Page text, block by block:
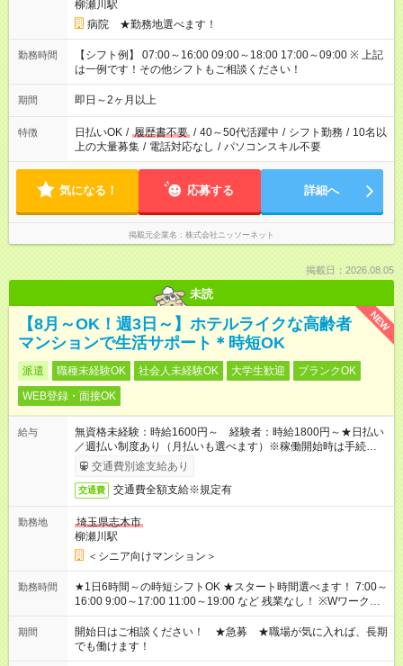
柳瀬川駅
病院 ★勤務地選べます！
勤務時間
【シフト例】 07:00～16:00 09:00～18:00 17:00～09:00 ※ 上記
は一例です！その他シフトもご相談ください！
期間 即日～2ヶ月以上
特徴 日払いOK / 履歴書不要 / 40～50代活躍中 / シフト勤務 / 10名以
上の大量募集 / 電話対応なし / パソコンスキル不要
気になる！ 応募する 詳細へ
掲載元企業名 株式会社ニッソーネット
掲載日：2026.08.05
未読
NEW
【8月～OK！週3日～】ホテルライクな高齢者
マンションで生活サポート＊時短OK
派遣 職種未経験OK 社会人未経験OK 大学生歓迎
ブランクOK
WEB登録・面接OK
給与
無資格未経験：時給1600円～ 経験者：時給1800円～★日払い
／週払い制度あり（月払いも選べます）※稼働開始時は手続き完
了次第のお支払いとなります。
交通費別途支給あり
交通費 交通費全額支給※規定有
勤務地
埼玉県志木市
柳瀬川駅
＜シニア向けマンション＞
勤務時間
★1日6時間～の時短シフトOK ★スタート時間選べます！ 7:00～
16:00 9:00～17:00 11:00～19:00 など 残業なし！ ※Wワークの
場合、他のお仕事と合わせ週40時間超の就業はご案内できませ
ん ※法令に基づき、週20時間以上勤務は社会保険への加入対象
となります ※労働者派遣法（日雇い派遣の原則禁止）により、
短時間・短期間の就業はご案内が難しい場合があります
期間
開始日はご相談ください！ ★急募 ★職場が気に入れば、長期
でも働けます！